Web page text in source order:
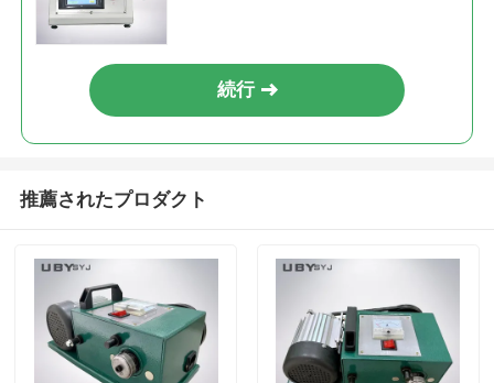
続行
推薦されたプロダクト